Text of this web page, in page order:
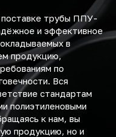
поставке трубы ППУ-
и эффективное
в
продукцию,
по
Вся
стандартам
полиэтиленовыми
к нам, вы
продукцию, но и